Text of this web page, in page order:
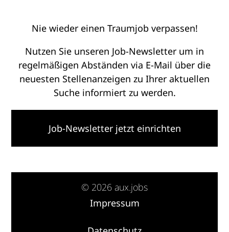
Nie wieder einen Traumjob verpassen!
Nutzen Sie unseren Job-Newsletter um in
regelmäßigen Abständen via E-Mail über die
neuesten Stellenanzeigen zu Ihrer aktuellen
Suche informiert zu werden.
Job-Newsletter jetzt einrichten
© 2026 aux.jobs
Impressum